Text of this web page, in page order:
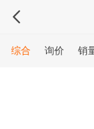
综合 询价 销